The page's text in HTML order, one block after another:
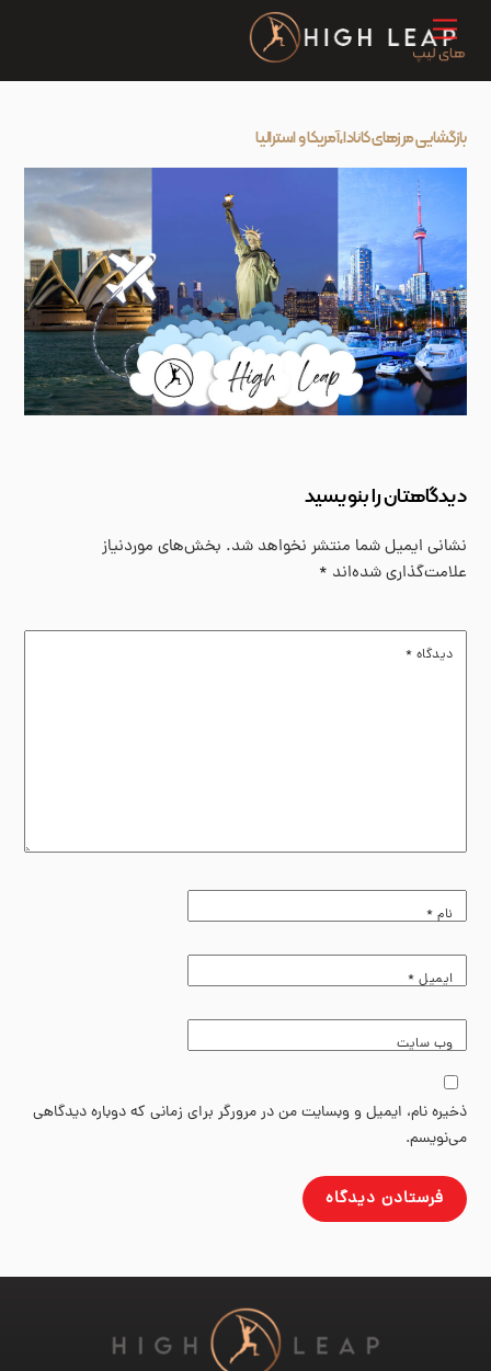
content
Menu
بازگشایی مرزهای کانادا،آمریکا و استرالیا
دیدگاهتان را بنویسید
نشانی ایمیل شما منتشر نخواهد شد. بخش‌های موردنیاز
علامت‌گذاری شده‌اند *
دیدگاه *
نام *
ایمیل *
وب‌ سایت
ذخیره نام، ایمیل و وبسایت من در مرورگر برای زمانی که دوباره دیدگاهی
می‌نویسم.